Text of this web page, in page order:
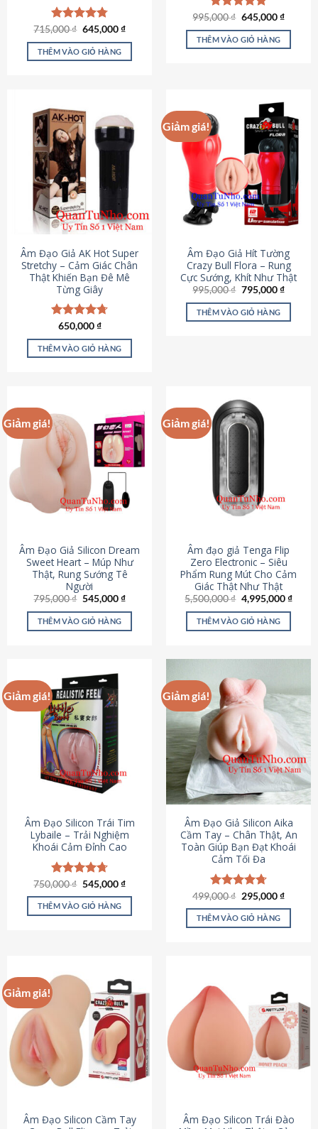
Được xếp
hạng4.79
5 sao
715,000₫ Giá
là:
715,000 ₫.
645,000₫Giá
tại
THÊM VÀO GIỎ HÀNG
Được xếp
hạng4.88
5 sao
995,000₫ Giá
là:
995,000 ₫.
645,000₫Giá
tại
THÊM VÀO GIỎ HÀNG
Âm Đạo Giả AK Hot Super
Stretchy – Cảm Giác Chân
Thật Khiến Bạn Đê Mê
Từng Giây
Được xếp
hạng4.75
5 sao
650,000₫
THÊM VÀO GIỎ HÀNG
Giảm giá!
Âm Đạo Giả Hít Tường
Crazy Bull Flora – Rung
Cực Sướng, Khít Như Thật
995,000₫ Giá
là:
995,000 ₫.
795,000₫Giá
tại
THÊM VÀO GIỎ HÀNG
Giảm giá!
Âm Đạo Giả Silicon Dream
Sweet Heart – Múp Như
Thật, Rung Sướng Tê
Người
795,000₫ Giá
là:
795,000 ₫.
545,000₫Giá
tại
545,000 ₫.
THÊM VÀO GIỎ HÀNG
Giảm giá!
Âm đạo giả Tenga Flip
Zero Electronic – Siêu
Phẩm Rung Mút Cho Cảm
Giác Thật Như Thật
5,500,000₫ Giá
gốc
là:
5,500,000 ₫.
4,995,000₫Giá
THÊM VÀO GIỎ HÀNG
Giảm giá!
Âm Đạo Silicon Trái Tim
Lybaile – Trải Nghiệm
Khoái Cảm Đỉnh Cao
Được xếp
hạng4.70
5 sao
750,000₫ Giá
là:
750,000 ₫.
545,000₫Giá
tại
545,000 ₫.
THÊM VÀO GIỎ HÀNG
Giảm giá!
Âm Đạo Giả Silicon Aika
Cầm Tay – Chân Thật, An
Toàn Giúp Bạn Đạt Khoái
Cảm Tối Đa
Được xếp
hạng4.75
5 sao
499,000₫ Giá
là:
499,000 ₫.
295,000₫Giá
tại
THÊM VÀO GIỎ HÀNG
Giảm giá!
Âm Đạo Silicon Cầm Tay
Âm Đạo Silicon Trái Đào